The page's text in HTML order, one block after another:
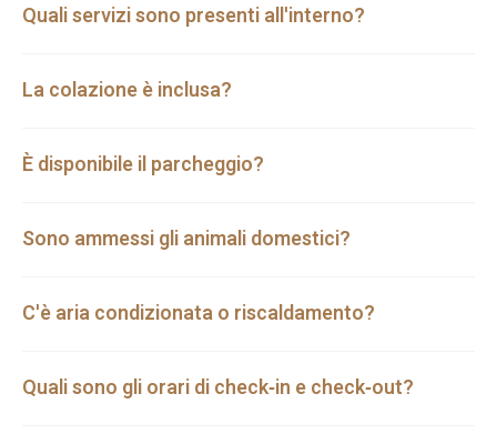
Quali servizi sono presenti all'interno?
La colazione è inclusa?
È disponibile il parcheggio?
Sono ammessi gli animali domestici?
C'è aria condizionata o riscaldamento?
Quali sono gli orari di check‑in e check‑out?